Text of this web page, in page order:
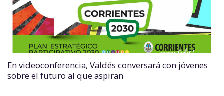
En videoconferencia, Valdés conversará con jóvenes
sobre el futuro al que aspiran